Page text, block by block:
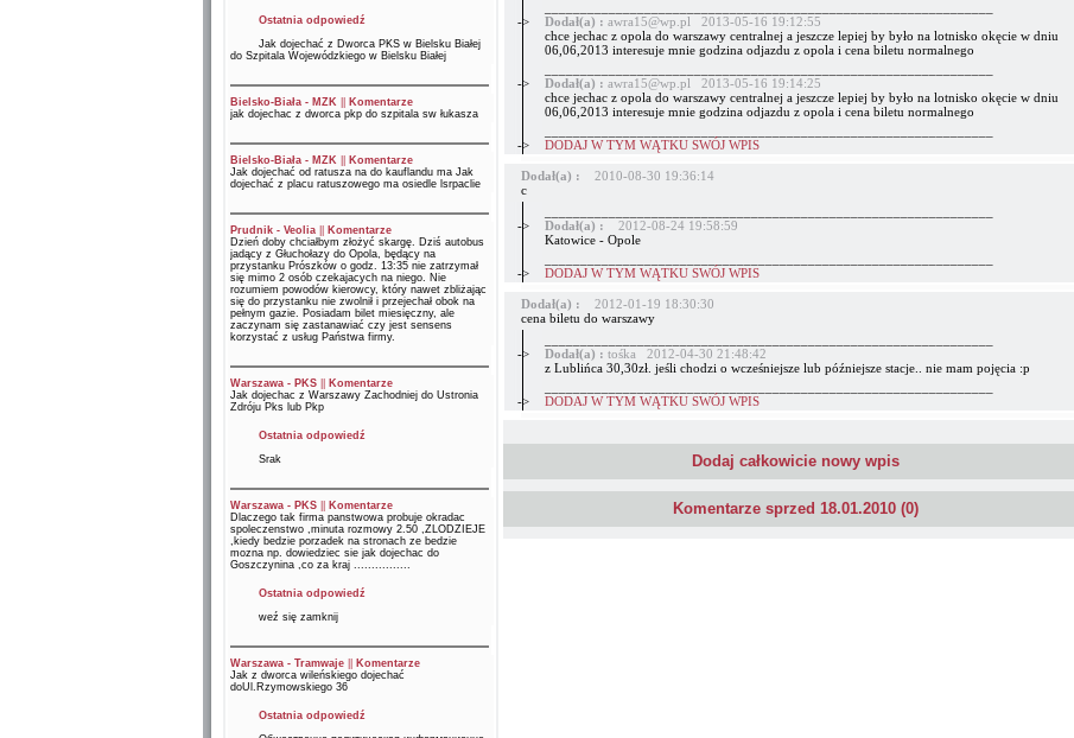
Ostatnia odpowiedź
Jak dojechać z Dworca PKS w Bielsku Białej
do Szpitala Wojewódzkiego w Bielsku Białej
Bielsko-Biała - MZK||
Komentarze
jak dojechac z dworca pkp do szpitala sw łukasza
Bielsko-Biała - MZK||
Komentarze
Jak dojechać od ratusza na do kauflandu ma Jak
dojechać z placu ratuszowego ma osiedle lsrpaclie
Prudnik - Veolia||
Komentarze
Dzień doby chciałbym złożyć skargę. Dziś autobus
jadący z Głuchołazy do Opola, będący na
przystanku Prószków o godz. 13:35 nie zatrzymał
się mimo 2 osób czekajacych na niego. Nie
rozumiem powodów kierowcy, który nawet zbliżając
się do przystanku nie zwolnił i przejechał obok na
pełnym gazie. Posiadam bilet miesięczny, ale
zaczynam się zastanawiać czy jest sensens
korzystać z usług Państwa firmy.
Warszawa - PKS||
Komentarze
Jak dojechac z Warszawy Zachodniej do Ustronia
Zdróju Pks lub Pkp
Ostatnia odpowiedź
Srak
Warszawa - PKS||
Komentarze
Dlaczego tak firma panstwowa probuje okradac
spoleczenstwo ,minuta rozmowy 2.50 ,ZLODZIEJE
,kiedy bedzie porzadek na stronach ze bedzie
mozna np. dowiedziec sie jak dojechac do
Goszczynina ,co za kraj ................
Ostatnia odpowiedź
weź się zamknij
Warszawa - Tramwaje||
Komentarze
Jak z dworca wileńskiego dojechać
doUl.Rzymowskiego 36
Ostatnia odpowiedź
->
Dodał(a) : awra15@wp.pl 2013-05-16 19:12:55
chce jechac z opola do warszawy centralnej a jeszcze lepiej by było na lotnisko okęcie w dniu
06,06,2013 interesuje mnie godzina odjazdu z opola i cena biletu normalnego
->
Dodał(a) : awra15@wp.pl 2013-05-16 19:14:25
chce jechac z opola do warszawy centralnej a jeszcze lepiej by było na lotnisko okęcie w dniu
06,06,2013 interesuje mnie godzina odjazdu z opola i cena biletu normalnego
->
DODAJ W TYM WĄTKU SWÓJ WPIS
Dodał(a) :
2010-08-30 19:36:14
c
->
Dodał(a) :
2012-08-24 19:58:59
Katowice - Opole
->
DODAJ W TYM WĄTKU SWÓJ WPIS
Dodał(a) :
2012-01-19 18:30:30
cena biletu do warszawy
->
Dodał(a) : tośka 2012-04-30 21:48:42
z Lublińca 30,30zł. jeśli chodzi o wcześniejsze lub późniejsze stacje.. nie mam pojęcia :p
->
DODAJ W TYM WĄTKU SWÓJ WPIS
Dodaj całkowicie nowy wpis
Komentarze sprzed 18.01.2010 (0)